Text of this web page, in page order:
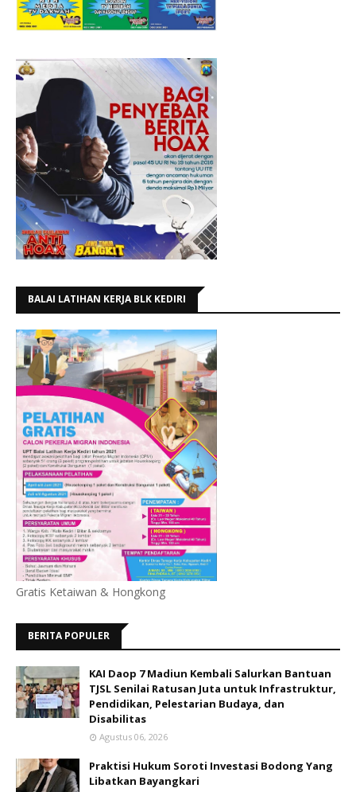
BALAI LATIHAN KERJA BLK KEDIRI
Gratis Ketaiwan & Hongkong
BERITA POPULER
KAI Daop 7 Madiun Kembali Salurkan Bantuan
TJSL Senilai Ratusan Juta untuk Infrastruktur,
Pendidikan, Pelestarian Budaya, dan
Disabilitas
Agustus 06, 2026
Praktisi Hukum Soroti Investasi Bodong Yang
Libatkan Bayangkari